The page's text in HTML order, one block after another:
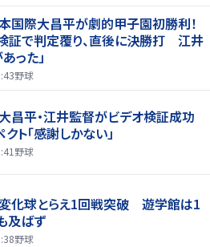
国際大昌平が劇的甲子園初勝利！
証で判定覆り、直後に決勝打 江井
った」
野球
昌平・江井監督がビデオ検証成功
ト「感謝しかない」
野球
化球とらえ1回戦突破 遊学館は1
及ばず
野球